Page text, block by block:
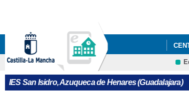
IES San Isidro, Azuqueca de Henares (Guadalajara)